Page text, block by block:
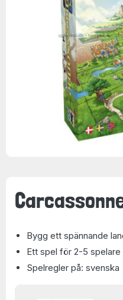
Bygg ett spännande
Ett spel för 2-5 spelare
Spelregler på: svenska